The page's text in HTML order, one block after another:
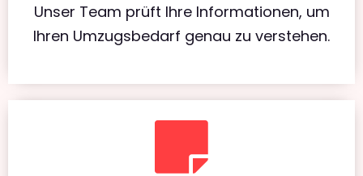
Unser Team prüft Ihre Informationen, um
Ihren Umzugsbedarf genau zu verstehen.